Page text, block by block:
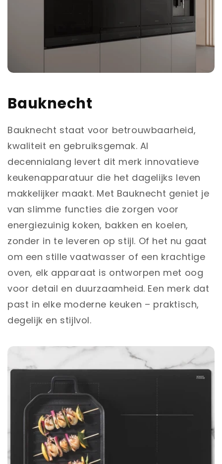
Bauknecht
Bauknecht staat voor betrouwbaarheid,
kwaliteit en gebruiksgemak. Al
decennialang levert dit merk innovatieve
keukenapparatuur die het dagelijks leven
makkelijker maakt. Met Bauknecht geniet je
van slimme functies die zorgen voor
energiezuinig koken, bakken en koelen,
zonder in te leveren op stijl. Of het nu gaat
om een stille vaatwasser of een krachtige
oven, elk apparaat is ontworpen met oog
voor detail en duurzaamheid. Een merk dat
past in elke moderne keuken – praktisch,
degelijk en stijlvol.